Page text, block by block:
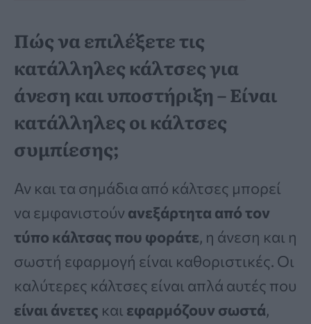
Πώς να επιλέξετε τις
κατάλληλες κάλτσες για
άνεση και υποστήριξη – Είναι
κατάλληλες οι κάλτσες
συμπίεσης;
Αν και τα σημάδια από κάλτσες μπορεί
να εμφανιστούν ανεξάρτητα από τον
τύπο κάλτσας που φοράτε, η άνεση και η
σωστή εφαρμογή είναι καθοριστικές. Οι
καλύτερες κάλτσες είναι απλά αυτές που
είναι άνετες και εφαρμόζουν σωστά,